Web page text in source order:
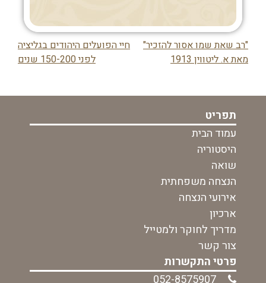
ניווט
חיי הפועלים היהודים בגליציה
לפני 150-200 שנים
"רב שאת שמו אסור להזכיר"
מאת א. ליטווין 1913
תפריט
עמוד הבית
היסטוריה
שואה
הנצחה משפחתית
אירועי הנצחה
ארכיון
מדריך לחוקר ולמטייל
צור קשר
פרטי התקשרות